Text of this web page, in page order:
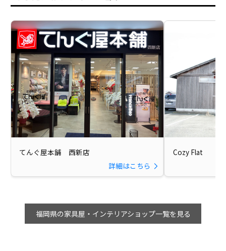
てんぐ屋本舗 西新店
詳細はこちら
Cozy Flat
福岡県の家具屋・インテリアショップ一覧を見る